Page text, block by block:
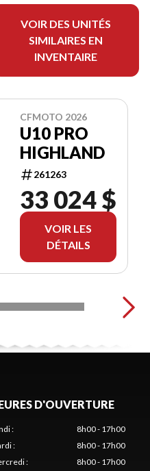
VOIR DES UNITÉS
SIMILAIRES EN
INVENTAIRE
CFMOTO 2026
U10 PRO
HIGHLAND
261263
33 024 $
VOIR LES
DÉTAILS
D'OUVERTURE
:
8h00 - 17h00
:
8h00 - 17h00
:
8h00 - 17h00